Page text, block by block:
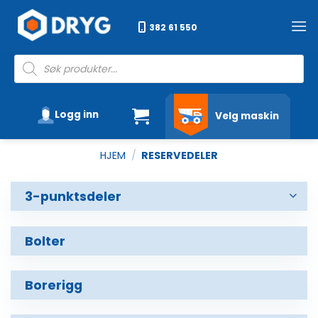
content
382 61 550
Products
search
Velg maskin
Logg inn
HJEM / RESERVEDELER
3-punktsdeler
Løftearm
Toppstag
Trekk
Bolter
Borerigg